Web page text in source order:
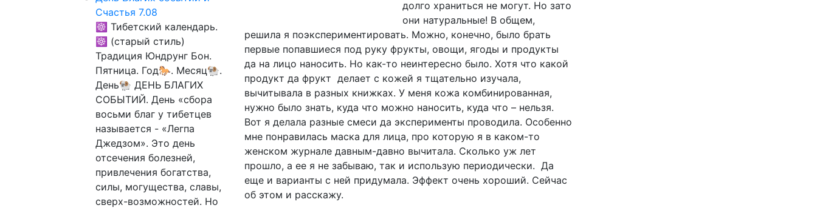
Счастья 7.08
☸ Тибетский календарь.
☸ (старый стиль)
Традиция Юндрунг Бон.
Пятница. Год🐎. Месяц🐏.
День🐏 ДЕНЬ БЛАГИХ
СОБЫТИЙ. День «сбора
восьми благ у тибетцев
называется - «Легпа
Джедзом». Это день
отсечения болезней,
привлечения богатства,
силы, могущества, славы,
сверх-возможностей. Но
долго храниться не могут. Но зато
они натуральные! В общем,
решила я поэкспериментировать. Можно, конечно, было брать
первые попавшиеся под руку фрукты, овощи, ягоды и продукты
да на лицо наносить. Но как-то неинтересно было. Хотя что какой
продукт да фрукт делает с кожей я тщательно изучала,
вычитывала в разных книжках. У меня кожа комбинированная,
нужно было знать, куда что можно наносить, куда что – нельзя.
Вот я делала разные смеси да эксперименты проводила. Особенно
мне понравилась маска для лица, про которую я в каком-то
женском журнале давным-давно вычитала. Сколько уж лет
прошло, а ее я не забываю, так и использую периодически. Да
еще и варианты с ней придумала. Эффект очень хороший. Сейчас
об этом и расскажу.